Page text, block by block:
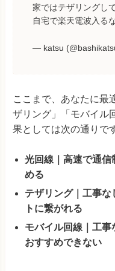
家ではテザリングし
自宅で楽天電波入る
— katsu
ここまで、あなたに最
ザリング」「モバイル
果としては次の通りで
光回線｜高速で通信
める
テザリング｜工事な
トに繋がれる
モバイル回線｜工
おすすめできない